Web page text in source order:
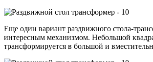
Еще один вариант раздвижного стола-
интересным механизмом. Небольшой
трансформируется в большой и